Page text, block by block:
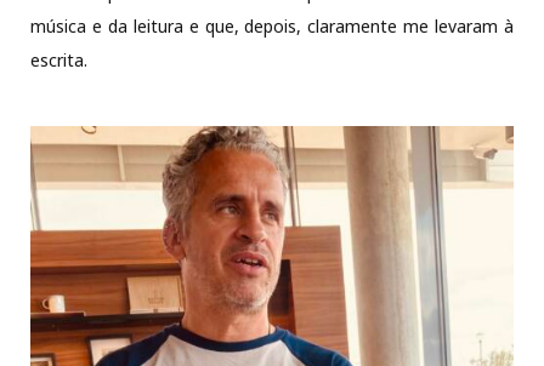
música e da leitura e que, depois, claramente me levaram à
escrita.